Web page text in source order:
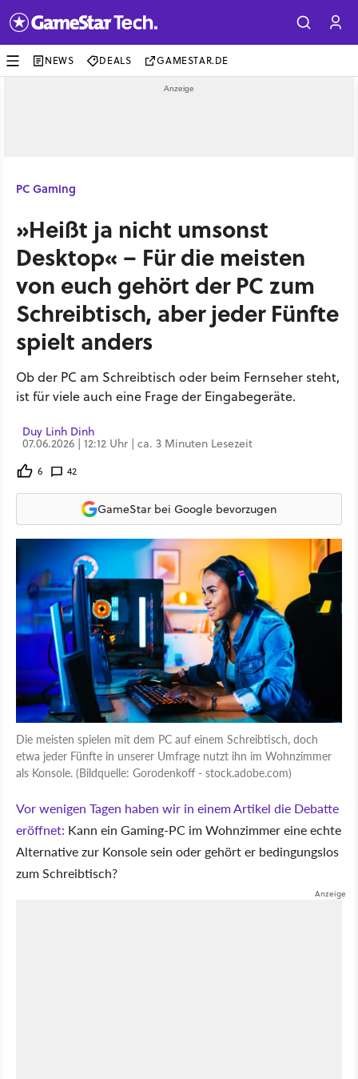
NEWS DEALS GAMESTAR.DE
PC Gaming
»Heißt ja nicht umsonst
Desktop« – Für die meisten
von euch gehört der PC zum
Schreibtisch, aber jeder Fünfte
spielt anders
Ob der PC am Schreibtisch oder beim Fernseher steht,
ist für viele auch eine Frage der Eingabegeräte.
Duy Linh Dinh
07.06.2026 | 12:12 Uhr | ca. 3 Minuten Lesezeit
6 42
GameStar bei Google bevorzugen
Die meisten spielen mit dem PC auf einem Schreibtisch, doch
etwa jeder Fünfte in unserer Umfrage nutzt ihn im Wohnzimmer
als Konsole. (Bildquelle: Gorodenkoff - stock.adobe.com)
Vor wenigen Tagen haben wir in einem Artikel die Debatte
eröffnet: Kann ein Gaming-PC im Wohnzimmer eine echte
Alternative zur Konsole sein oder gehört er bedingungslos
zum Schreibtisch?